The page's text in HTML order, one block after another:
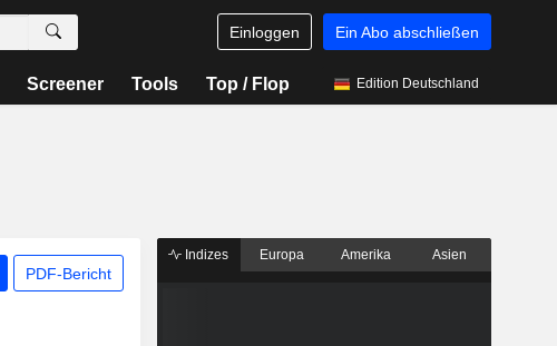
Einloggen Ein Abo abschließen
Screener Tools Top / Flop Edition Deutschland
PDF-Bericht
Indizes Europa Amerika Asien